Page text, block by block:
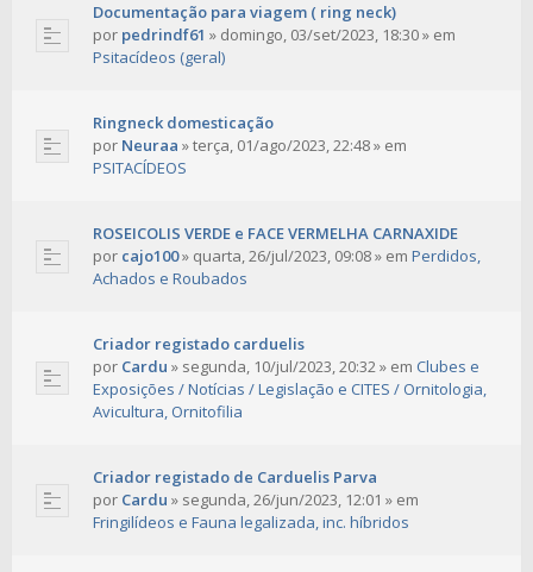
Documentação para viagem ( ring neck)
por pedrindf61 » domingo, 03/set/2023, 18:30» em
Psitacídeos (geral)
Ringneck domesticação
por Neuraa »terça, 01/ago/2023, 22:48» em
PSITACÍDEOS
ROSEICOLIS VERDE e FACE VERMELHA CARNAXIDE
por cajo100» quarta, 26/jul/2023, 09:08» em Perdidos,
Achados e Roubados
Criador registado carduelis
por Cardu » segunda, 10/jul/2023, 20:32» em Clubes e
Exposições / Notícias / Legislação e CITES / Ornitologia,
Avicultura, Ornitofilia
Criador registado de Carduelis Parva
por Cardu » segunda, 26/jun/2023, 12:01 » em
Fringilídeos e Fauna legalizada, inc. híbridos